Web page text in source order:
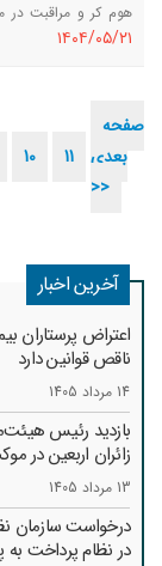
هوم کر و مراقبت در
تغییر و اصلاحی در
١٤٠٤/٠٥/٢١
10 11
صفحه
بعدی
>>
آخرین اخبار
اعتراض پرستاران
ناقص قوانین دارد
14 مرداد 1405
بازدید رئیس
زائران اربعین در
13 مرداد 1405
درخواست سازمان
در نظام پرداخت به